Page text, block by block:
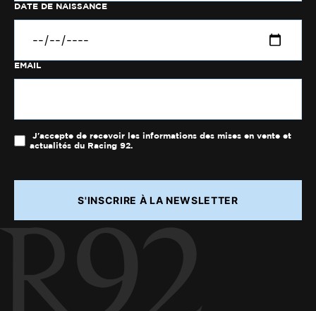
DATE DE NAISSANCE
EMAIL
J'accepte de recevoir les informations des mises en vente et
actualités du Racing 92.
S'INSCRIRE À LA NEWSLETTER